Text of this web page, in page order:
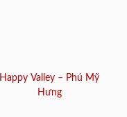
Happy Valley – Phú Mỹ
Hưng